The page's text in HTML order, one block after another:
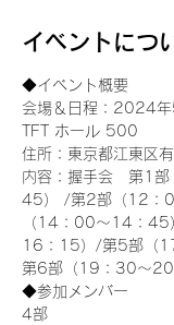
イベントにつ
◆イベント概要
会場＆日程：2024
TFT ホール 500
住所：東京都江東区
内容：握手会　第1
45） /第2部（12：
（14：00～14：
16：15）/第5部（
第6部（19：30～20
◆参加メンバー
4部